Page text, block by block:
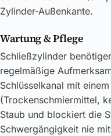
Zylinder-Außenkante.
Wartung & Pflege
Schließzylinder
regelmäßige
Schlüsselkanal mit
(Trockenschmiermittel,
Staub und blockiert die
Schwergängigkeit nie